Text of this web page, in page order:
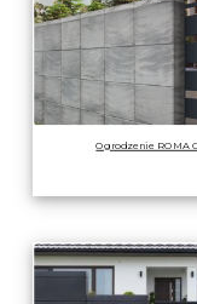
Ogrodzenie ROMA